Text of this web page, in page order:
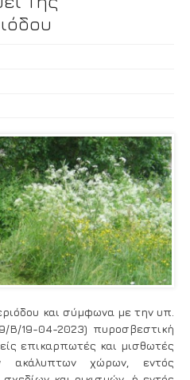
και σύμφωνα με την υπ.
19-04-2023) πυροσβεστική
επικαρπωτές και μισθωτές
ακάλυπτων χώρων, εντός